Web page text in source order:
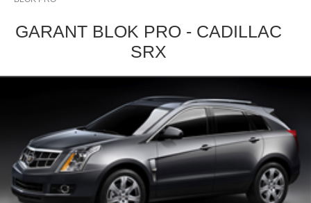
GARANT BLOK PRO - CADILLAC
SRX